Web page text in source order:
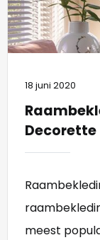
18 juni 2020
Decorette
meest